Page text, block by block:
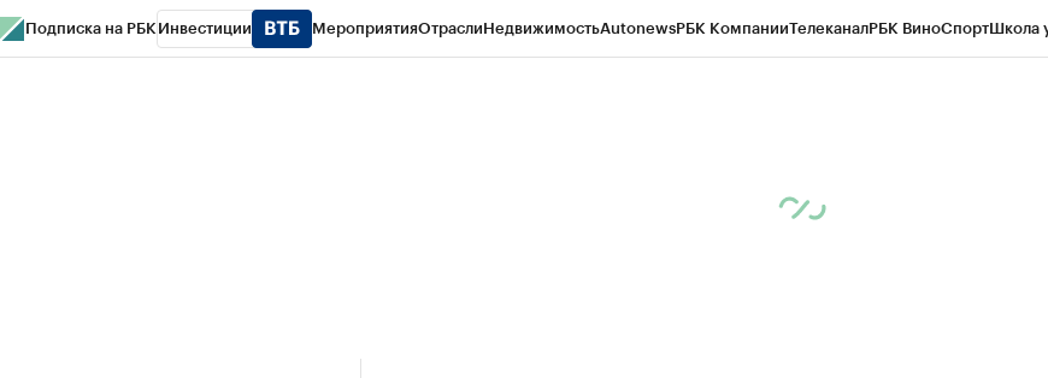
Подписка на РБК Инвестиции МероприятияОтраслиНедвижимостьAutonewsРБК КомпанииТелеканалРБК ВиноСпортШкола